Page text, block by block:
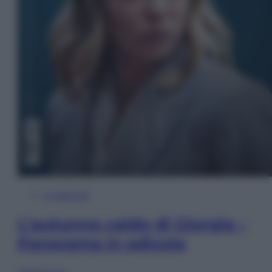
L’autunno caldo di Giorgia –